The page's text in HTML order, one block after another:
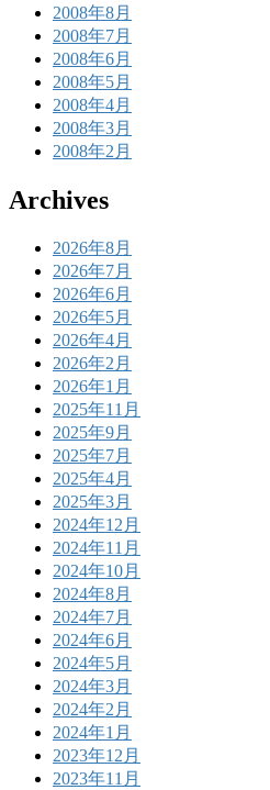
2008年8月
2008年7月
2008年6月
2008年5月
2008年4月
2008年3月
2008年2月
Archives
2026年8月
2026年7月
2026年6月
2026年5月
2026年4月
2026年2月
2026年1月
2025年11月
2025年9月
2025年7月
2025年4月
2025年3月
2024年12月
2024年11月
2024年10月
2024年8月
2024年7月
2024年6月
2024年5月
2024年3月
2024年2月
2024年1月
2023年12月
2023年11月